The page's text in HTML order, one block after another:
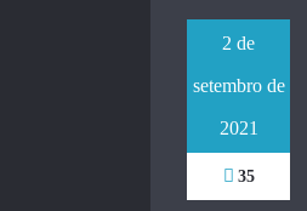
2 de
setembro de
2021
35